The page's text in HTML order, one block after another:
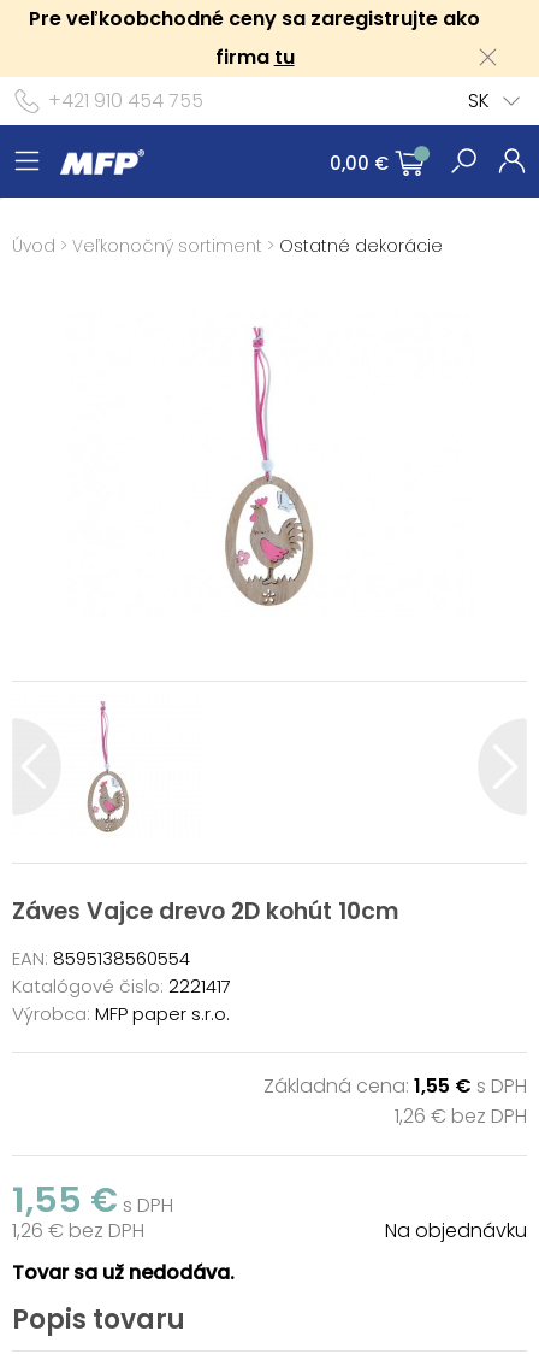
Pre veľkoobchodné ceny sa zaregistrujte ako
firma tu
+421 910 454 755
SK
0,00 €
Úvod > Veľkonočný sortiment > Ostatné dekorácie
Záves Vajce drevo 2D kohút 10cm
EAN: 8595138560554
Katalógové čislo: 2221417
Výrobca: MFP paper s.r.o.
Základná cena: 1,55 € s DPH
1,26 € bez DPH
1,55 € s DPH
1,26 € bez DPH
Na objednávku
Tovar sa už nedodáva.
Popis tovaru